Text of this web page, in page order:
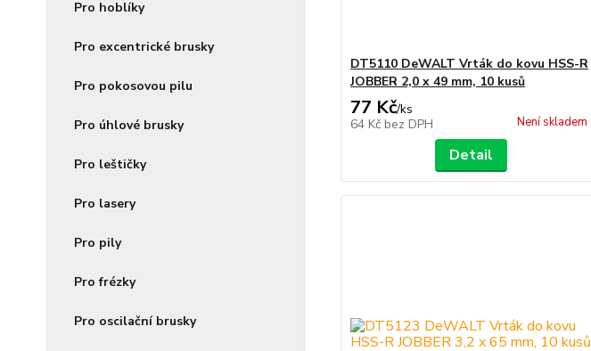
Pro hoblíky
Pro excentrické brusky
Pro pokosovou pilu
Pro úhlové brusky
Pro leštičky
Pro lasery
Pro pily
Pro frézky
Pro oscilační brusky
DT5110 DeWALT Vrták do kovu HSS-R
JOBBER 2,0 x 49 mm, 10 kusů
77 Kč/ks
64 Kč bez DPH Není skladem
Detail